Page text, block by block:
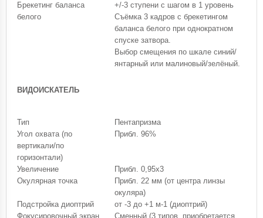
Брекетинг баланса
белого
+/-3 ступени с шагом в 1 уровень
Съёмка 3 кадров с брекетингом
баланса белого при однократном
спуске затвора.
Выбор смещения по шкале синий/
янтарный или малиновый/зелёный.
ВИДОИСКАТЕЛЬ
Тип
Пентапризма
Угол охвата (по
вертикали/по
горизонтали)
Прибл. 96%
Увеличение
Прибл. 0,95x3
Окулярная точка
Прибл. 22 мм (от центра линзы
окуляра)
Подстройка диоптрий
от -3 до +1 м-1 (диоптрий)
Фокусировочный экран
Сменный (3 типов, приобретается